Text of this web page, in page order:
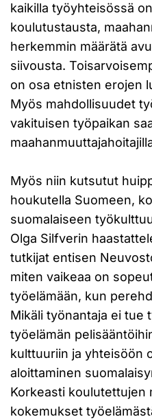
kaikilla työyhteisössä
koulutustausta,
herkemmin määrätä
siivousta.
on osa etnisten erojen
Myös mahdollisuudet
vakituisen työpaikan
Myös niin kutsutut
houkutella Suomeen,
suomalaiseen
Olga Silfverin
tutkijat entisen
miten vaikeaa on
työelämään, kun
Mikäli työnantaja ei tue
työelämän
kulttuuriin ja yhteisöön
aloittaminen
Korkeasti koulutettujen
kokemukset